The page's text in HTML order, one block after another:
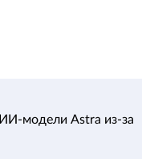
модели Astra из-за